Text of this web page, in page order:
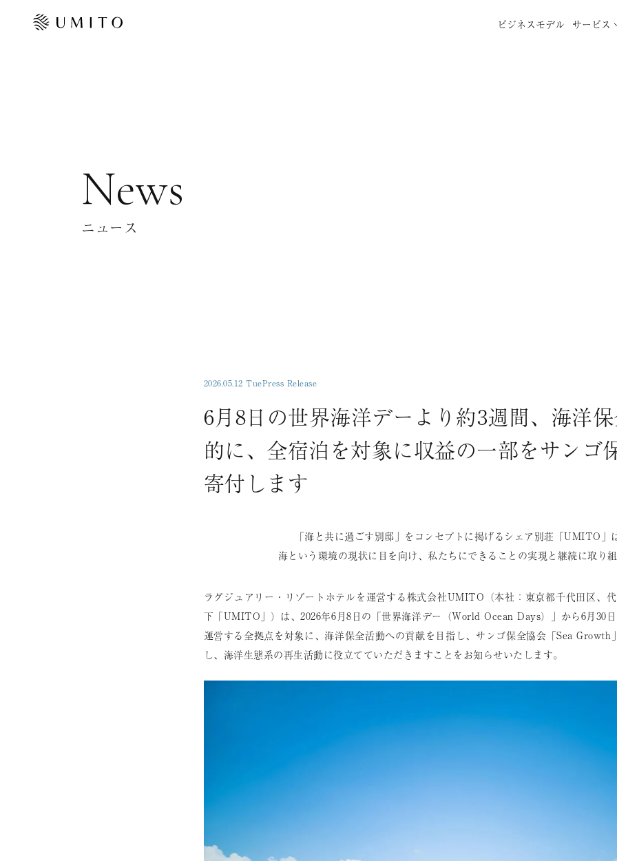
ビジネスモデル サービス
News
ニュース
2026.05.12 TuePress Release
6月8日の世界海洋デーより約3週間、海洋
的に、全宿泊を対象に収益の一部をサンゴ
寄付します
「海と共に過ごす別邸」をコンセプトに掲げるシェア別荘「UMITO」
海という環境の現状に目を向け、私たちにできることの実現と継続に取り
ラグジュアリー・リゾートホテルを運営する株式会社UMITO（本社：東京都千代田区、
下「UMITO」）は、2026年6月8日の「世界海洋デー（World Ocean Days）」から6月30
運営する全拠点を対象に、海洋保全活動への貢献を目指し、サンゴ保全協会「Sea Growth
し、海洋生態系の再生活動に役立てていただきますことをお知らせいたします。